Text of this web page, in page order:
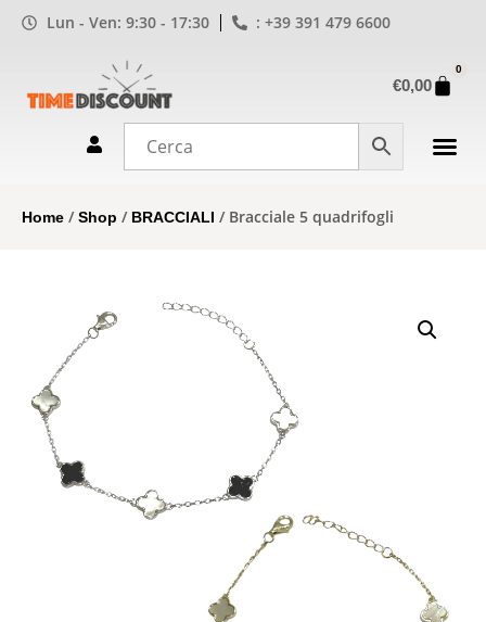
Lun - Ven: 9:30 - 17:30 : +39 391 479 6600
€0,00
0
Home /Shop / BRACCIALI / Bracciale 5 quadrifogli